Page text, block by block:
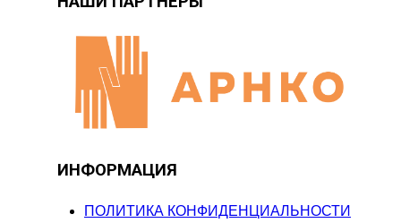
ИНФОРМАЦИЯ
ПОЛИТИКА КОНФИДЕНЦИАЛЬНОСТИ